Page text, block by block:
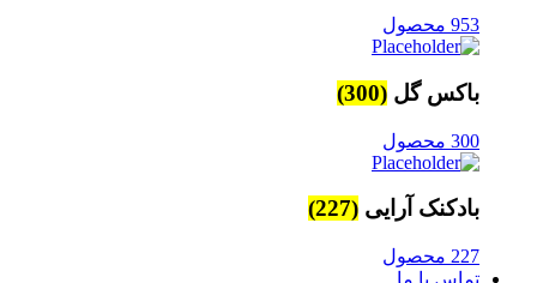
953 محصول
باکس گل (300)
300 محصول
بادکنک آرایی (227)
227 محصول